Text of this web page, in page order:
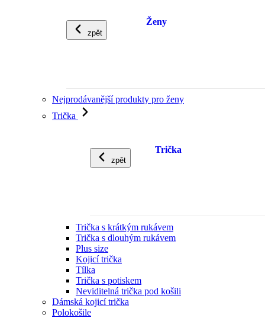
zpět
Ženy
Nejprodávanější produkty pro ženy
Trička
zpět
Trička
Trička s krátkým rukávem
Trička s dlouhým rukávem
Plus size
Kojicí trička
Tílka
Trička s potiskem
Neviditelná trička pod košili
Dámská kojicí trička
Polokošile